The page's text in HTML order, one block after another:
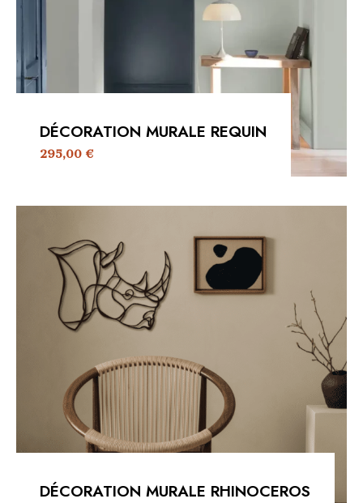
DÉCORATION MURALE REQUIN
295,00€
DÉCORATION MURALE RHINOCEROS